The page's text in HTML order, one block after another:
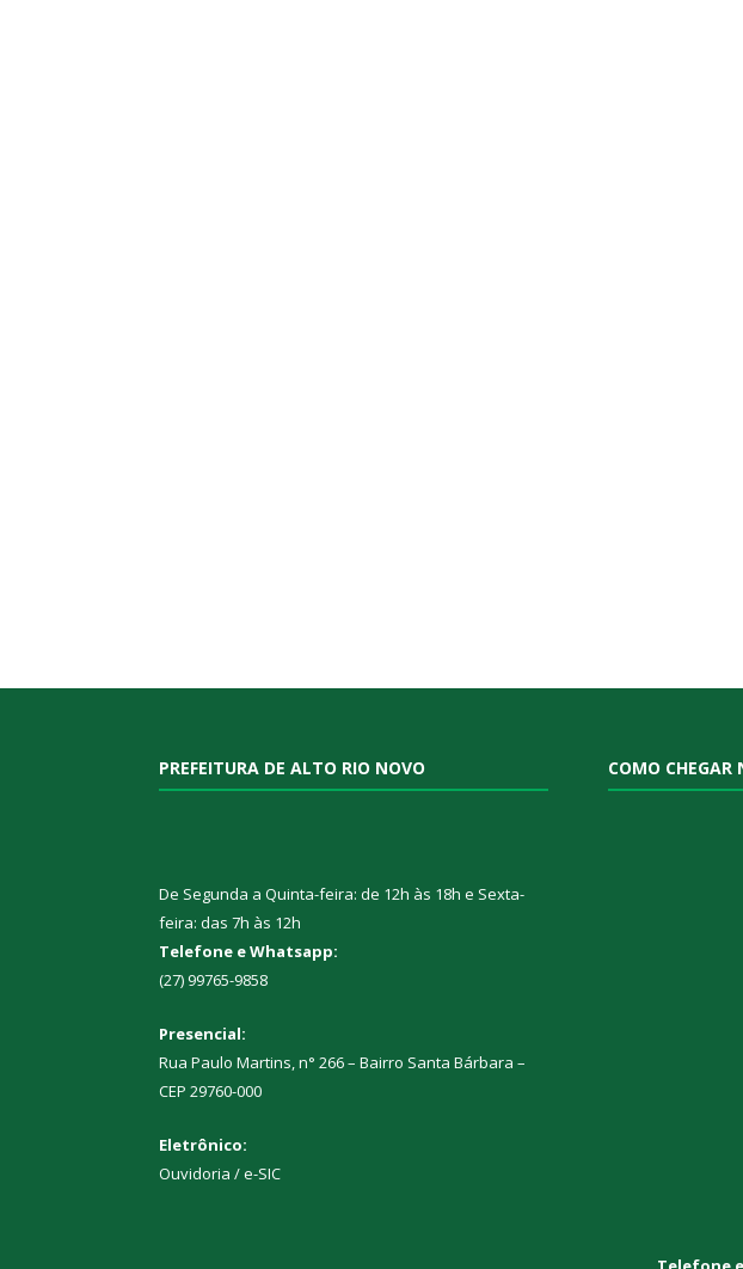
PREFEITURA DE ALTO RIO NOVO
De Segunda a Quinta-feira: de 12h às 18h e Sexta-
feira: das 7h às 12h
Telefone e Whatsapp:
(27) 99765-9858
Presencial:
Rua Paulo Martins, n° 266 – Bairro Santa Bárbara –
CEP 29760-000
Eletrônico:
Ouvidoria /e-SIC
COMO CHEGAR